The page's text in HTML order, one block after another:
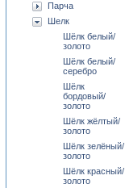
Парча
Шелк
Шёлк белый/
золото
Шёлк белый/
серебро
Шёлк
бордовый/
золото
Шёлк жёлтый/
золото
Шёлк зелёный/
золото
Шёлк красный/
золото